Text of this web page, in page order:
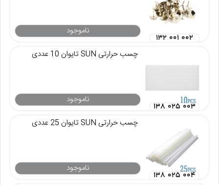
ناموجود
۱۳۲ ۰۰۱ ۰۰۲
چسب حرارتی SUN تایوان 10 عددی
ناموجود
۱۳۸ ۰۲۵ ۰۰۳
چسب حرارتی SUN تایوان 25 عددی
ناموجود
۱۳۸ ۰۲۵ ۰۰۴